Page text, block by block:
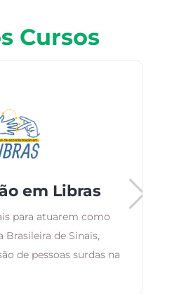
Cursos
em Libras
para atuarem como
de Sinais,
de pessoas surdas na